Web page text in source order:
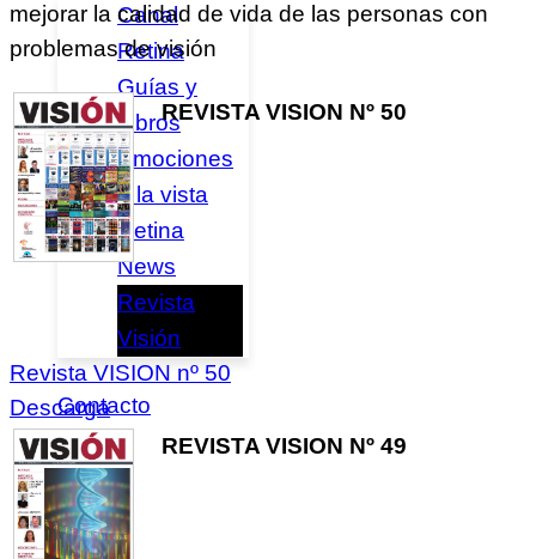
Canal
Retina
Guías y
Libros
Emociones
a la vista
Retina
News
Revista
Visión
Contacto
mejorar la calidad de vida de las personas con
problemas de visión
REVISTA VISION Nº 50
Revista VISION nº 50
Descarga
REVISTA VISION Nº 49